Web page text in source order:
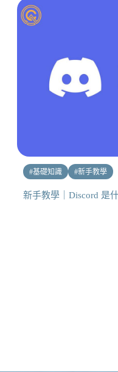
#基礎知識 #新手教學
新手教學｜Discord 是